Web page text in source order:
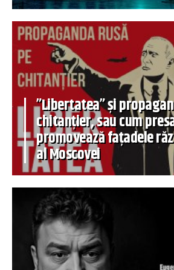
”Libertatea” și
chitanțier, sau cum
promovează fațadele
al Moscovei